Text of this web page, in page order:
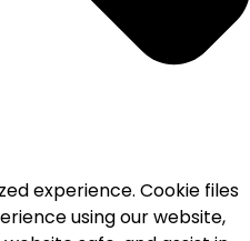
experience. Cookie files
using our website,